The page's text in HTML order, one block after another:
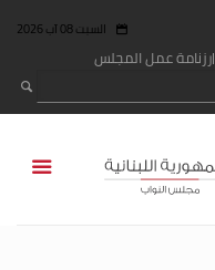
السبت 08 آب 2026
رزنامة عمل المجلس